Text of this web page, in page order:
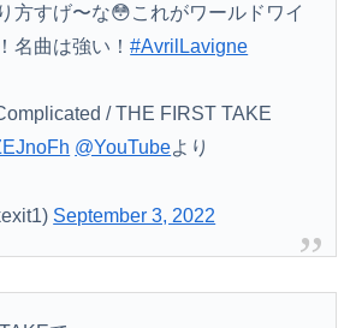
方すげ〜な😳これがワールドワイ
名曲は強い！#AvrilLavigne
/ THE FIRST TAKE
@YouTubeより
September 3, 2022